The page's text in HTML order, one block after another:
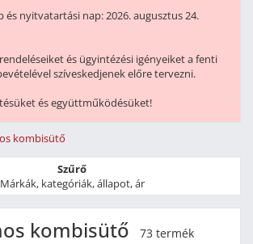
és nyitvatartási nap: 2026. augusztus 24.
és ügyintézési igényeiket a fenti
szíveskedjenek előre tervezni.
és együttműködésüket!
kombisütő
Szűrő
Márkák, kategóriák, állapot, ár
kombisütő 73 termék